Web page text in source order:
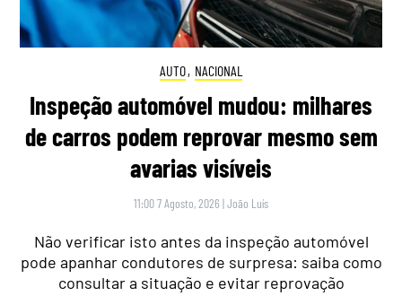
AUTO, NACIONAL
Inspeção automóvel mudou: milhares
de carros podem reprovar mesmo sem
avarias visíveis
11:00 7 Agosto, 2026 |João Luís
Não verificar isto antes da inspeção automóvel
pode apanhar condutores de surpresa: saiba como
consultar a situação e evitar reprovação